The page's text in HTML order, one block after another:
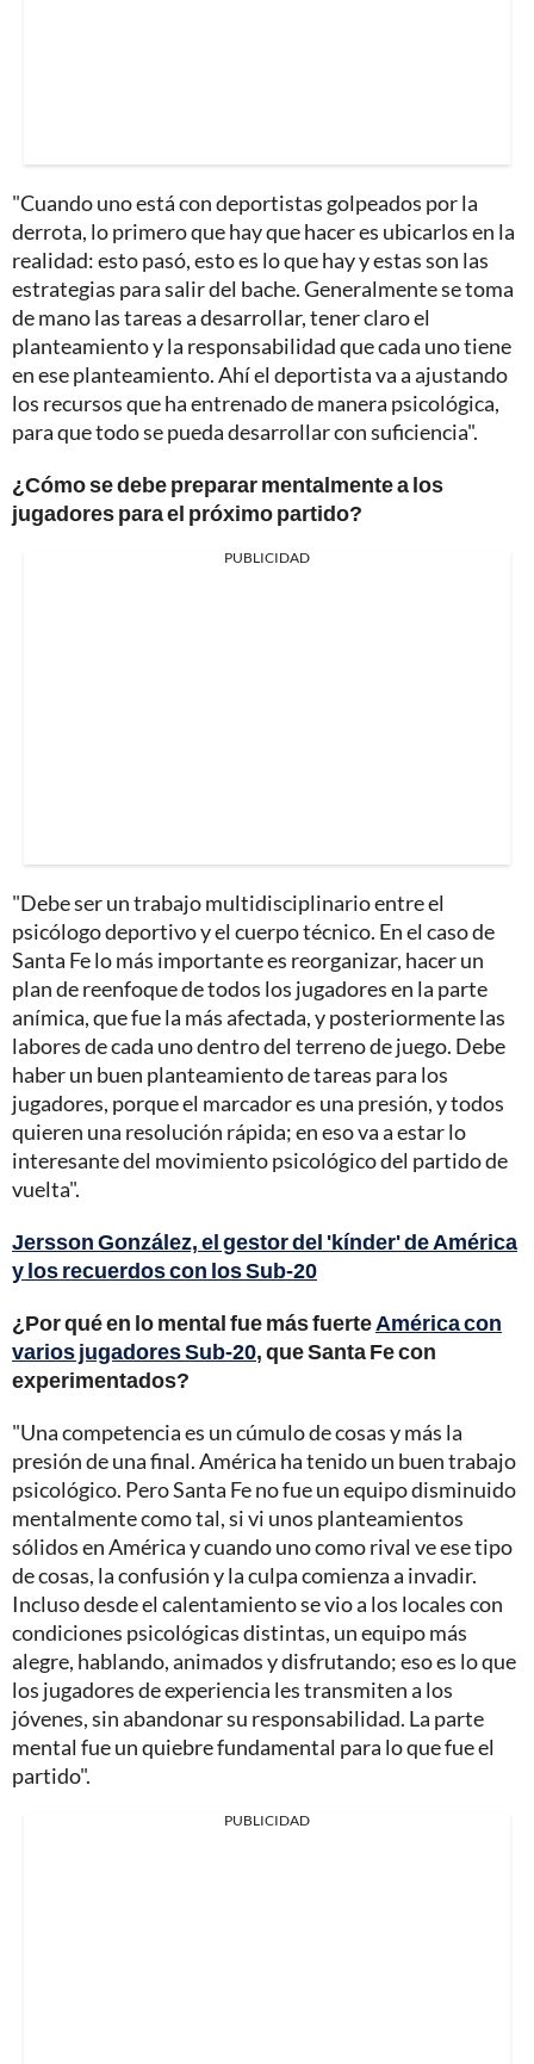
"Cuando uno está con deportistas golpeados por la
derrota, lo primero que hay que hacer es ubicarlos en la
realidad: esto pasó, esto es lo que hay y estas son las
estrategias para salir del bache. Generalmente se toma
de mano las tareas a desarrollar, tener claro el
planteamiento y la responsabilidad que cada uno tiene
en ese planteamiento. Ahí el deportista va a ajustando
los recursos que ha entrenado de manera psicológica,
para que todo se pueda desarrollar con suficiencia".
¿Cómo se debe preparar mentalmente a los
jugadores para el próximo partido?
PUBLICIDAD
"Debe ser un trabajo multidisciplinario entre el
psicólogo deportivo y el cuerpo técnico. En el caso de
Santa Fe lo más importante es reorganizar, hacer un
plan de reenfoque de todos los jugadores en la parte
anímica, que fue la más afectada, y posteriormente las
labores de cada uno dentro del terreno de juego. Debe
haber un buen planteamiento de tareas para los
jugadores, porque el marcador es una presión, y todos
quieren una resolución rápida; en eso va a estar lo
interesante del movimiento psicológico del partido de
vuelta".
Jersson González, el gestor del 'kínder' de América
y los recuerdos con los Sub-20
¿Por qué en lo mental fue más fuerteAmérica con
varios jugadores Sub-20, que Santa Fe con
experimentados?
"Una competencia es un cúmulo de cosas y más la
presión de una final. América ha tenido un buen trabajo
psicológico. Pero Santa Fe no fue un equipo disminuido
mentalmente como tal, si vi unos planteamientos
sólidos en América y cuando uno como rival ve ese tipo
de cosas, la confusión y la culpa comienza a invadir.
Incluso desde el calentamiento se vio a los locales con
condiciones psicológicas distintas, un equipo más
alegre, hablando, animados y disfrutando; eso es lo que
los jugadores de experiencia les transmiten a los
jóvenes, sin abandonar su responsabilidad. La parte
mental fue un quiebre fundamental para lo que fue el
partido".
PUBLICIDAD